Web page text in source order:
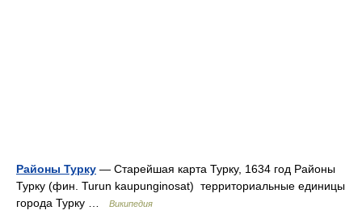
Районы Турку — Старейшая карта Турку, 1634 год Районы
Турку (фин. Turun kaupunginosat) территориальные единицы
города Турку …
Википедия